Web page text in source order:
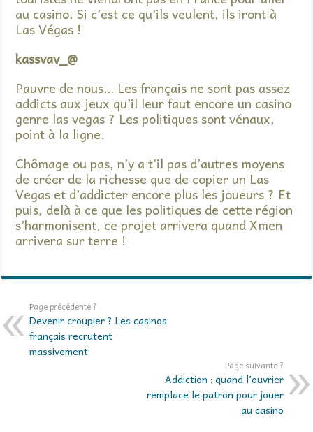
au casino. Si c’est ce qu’ils veulent, ils iront à
Las Végas !
kassvav_@
Pauvre de nous… Les français ne sont pas assez
addicts aux jeux qu’il leur faut encore un casino
genre las vegas ? Les politiques sont vénaux,
point à la ligne.
Chômage ou pas, n’y a t’il pas d’autres moyens
de créer de la richesse que de copier un Las
Vegas et d’addicter encore plus les joueurs ? Et
puis, delà à ce que les politiques de cette région
s’harmonisent, ce projet arrivera quand Xmen
arrivera sur terre !
Page précédente ?
Devenir croupier ? Les casinos
français recrutent
massivement
Page suivante ?
Addiction : quand l’ouvrier
remplace le patron pour jouer
au casino